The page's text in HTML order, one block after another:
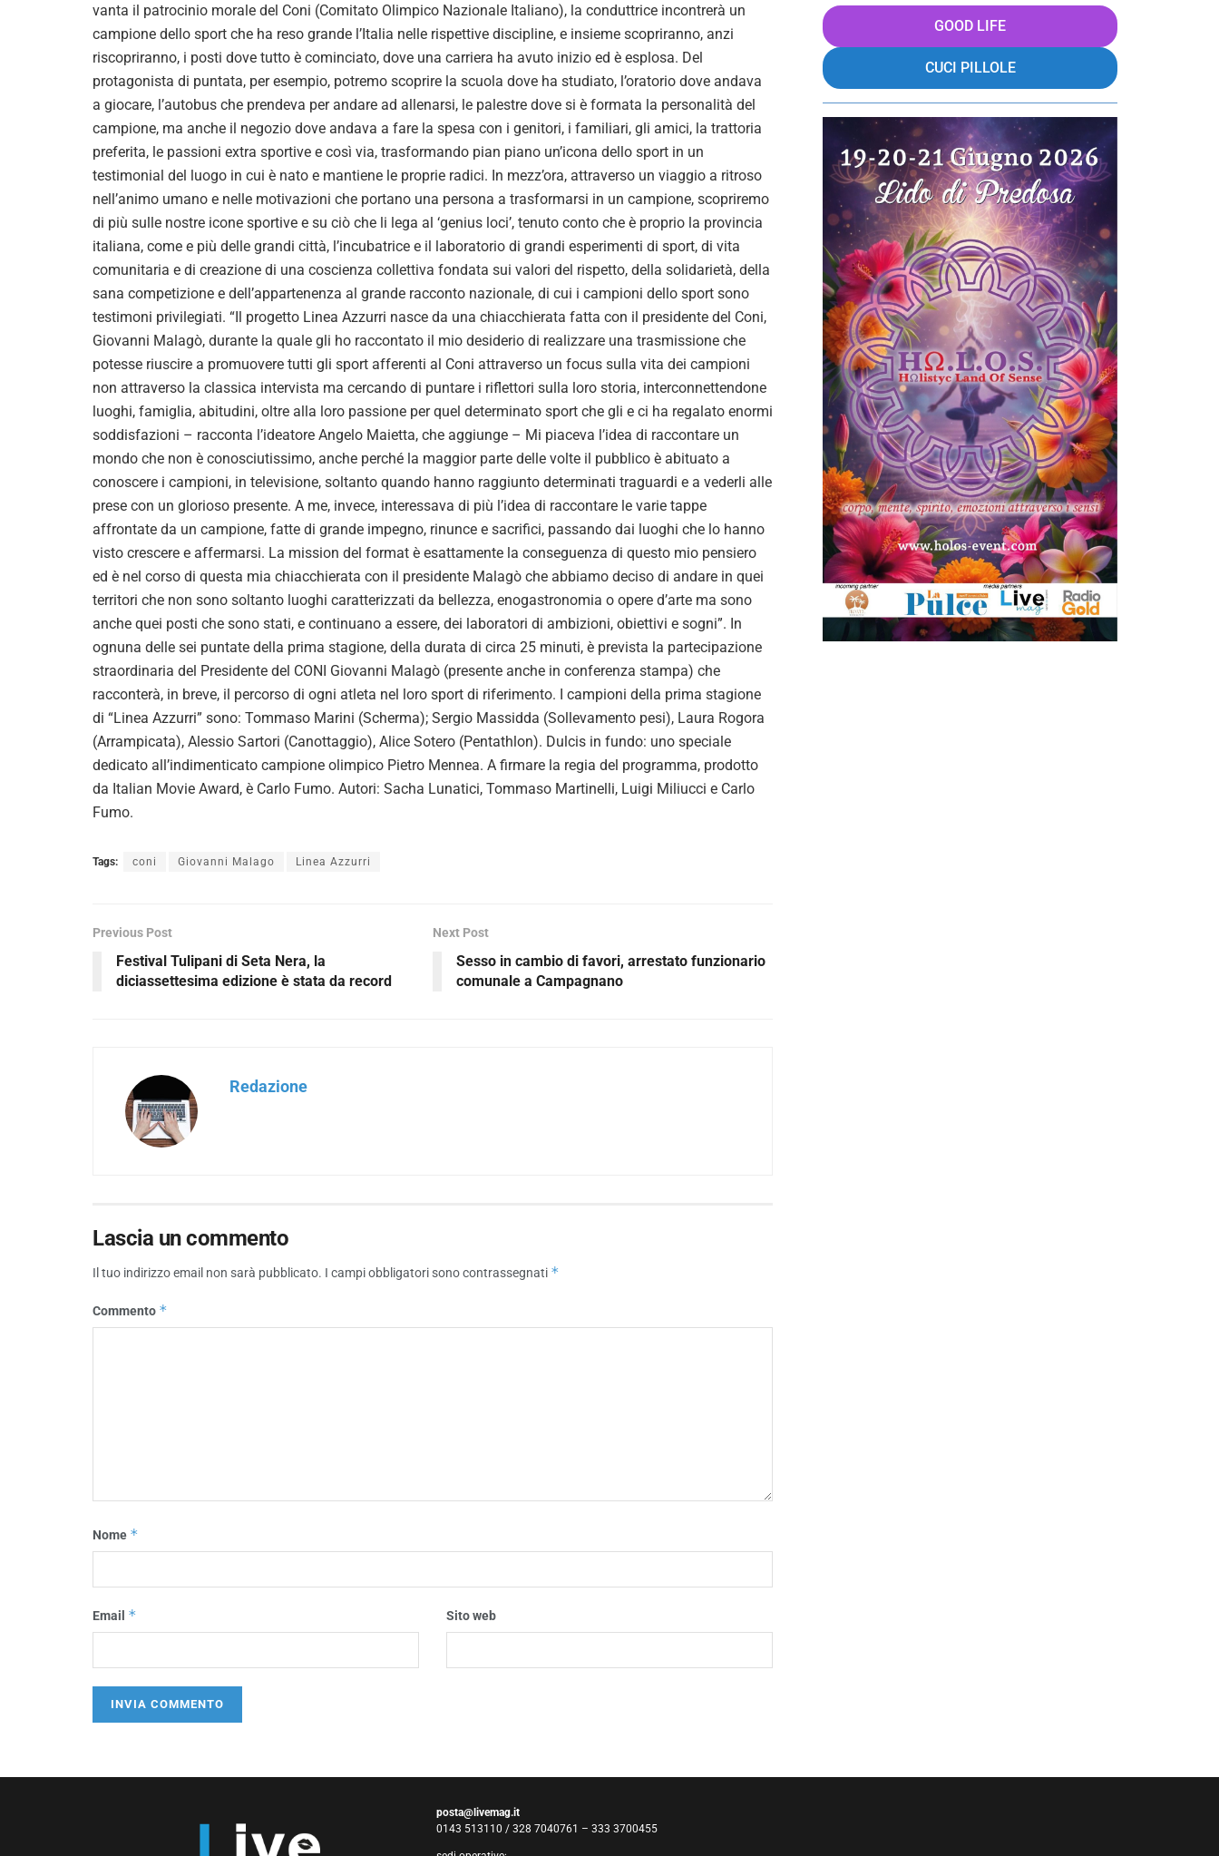
vanta il patrocinio morale del Coni (Comitato Olimpico Nazionale Italiano), la conduttrice incontrerà un
campione dello sport che ha reso grande l’Italia nelle rispettive discipline, e insieme scopriranno, anzi
riscopriranno, i posti dove tutto è cominciato, dove una carriera ha avuto inizio ed è esplosa. Del
protagonista di puntata, per esempio, potremo scoprire la scuola dove ha studiato, l’oratorio dove andava
a giocare, l’autobus che prendeva per andare ad allenarsi, le palestre dove si è formata la personalità del
campione, ma anche il negozio dove andava a fare la spesa con i genitori, i familiari, gli amici, la trattoria
preferita, le passioni extra sportive e così via, trasformando pian piano un’icona dello sport in un
testimonial del luogo in cui è nato e mantiene le proprie radici. In mezz’ora, attraverso un viaggio a ritroso
nell’animo umano e nelle motivazioni che portano una persona a trasformarsi in un campione, scopriremo
di più sulle nostre icone sportive e su ciò che li lega al ‘genius loci’, tenuto conto che è proprio la provincia
italiana, come e più delle grandi città, l’incubatrice e il laboratorio di grandi esperimenti di sport, di vita
comunitaria e di creazione di una coscienza collettiva fondata sui valori del rispetto, della solidarietà, della
sana competizione e dell’appartenenza al grande racconto nazionale, di cui i campioni dello sport sono
testimoni privilegiati. “Il progetto Linea Azzurri nasce da una chiacchierata fatta con il presidente del Coni,
Giovanni Malagò, durante la quale gli ho raccontato il mio desiderio di realizzare una trasmissione che
potesse riuscire a promuovere tutti gli sport afferenti al Coni attraverso un focus sulla vita dei campioni
non attraverso la classica intervista ma cercando di puntare i riflettori sulla loro storia, interconnettendone
luoghi, famiglia, abitudini, oltre alla loro passione per quel determinato sport che gli e ci ha regalato enormi
soddisfazioni – racconta l’ideatore Angelo Maietta, che aggiunge – Mi piaceva l’idea di raccontare un
mondo che non è conosciutissimo, anche perché la maggior parte delle volte il pubblico è abituato a
conoscere i campioni, in televisione, soltanto quando hanno raggiunto determinati traguardi e a vederli alle
prese con un glorioso presente. A me, invece, interessava di più l’idea di raccontare le varie tappe
affrontate da un campione, fatte di grande impegno, rinunce e sacrifici, passando dai luoghi che lo hanno
visto crescere e affermarsi. La mission del format è esattamente la conseguenza di questo mio pensiero
ed è nel corso di questa mia chiacchierata con il presidente Malagò che abbiamo deciso di andare in quei
territori che non sono soltanto luoghi caratterizzati da bellezza, enogastronomia o opere d’arte ma sono
anche quei posti che sono stati, e continuano a essere, dei laboratori di ambizioni, obiettivi e sogni”. In
ognuna delle sei puntate della prima stagione, della durata di circa 25 minuti, è prevista la partecipazione
straordinaria del Presidente del CONI Giovanni Malagò (presente anche in conferenza stampa) che
racconterà, in breve, il percorso di ogni atleta nel loro sport di riferimento. I campioni della prima stagione
di “Linea Azzurri” sono: Tommaso Marini (Scherma); Sergio Massidda (Sollevamento pesi), Laura Rogora
(Arrampicata), Alessio Sartori (Canottaggio), Alice Sotero (Pentathlon). Dulcis in fundo: uno speciale
dedicato all’indimenticato campione olimpico Pietro Mennea. A firmare la regia del programma, prodotto
da Italian Movie Award, è Carlo Fumo. Autori: Sacha Lunatici, Tommaso Martinelli, Luigi Miliucci e Carlo
Fumo.
Tags: coni Giovanni Malago Linea Azzurri
Previous Post
Festival Tulipani di Seta Nera, la
diciassettesima edizione è stata da record
Next Post
Sesso in cambio di favori, arrestato funzionario
comunale a Campagnano
Redazione
Lascia un commento
Il tuo indirizzo email non sarà pubblicato. I campi obbligatori sono contrassegnati *
Commento *
Nome *
Email * Sito web
GOOD LIFE
CUCI PILLOLE
posta@livemag.it
0143 513110 / 328 7040761 – 333 3700455